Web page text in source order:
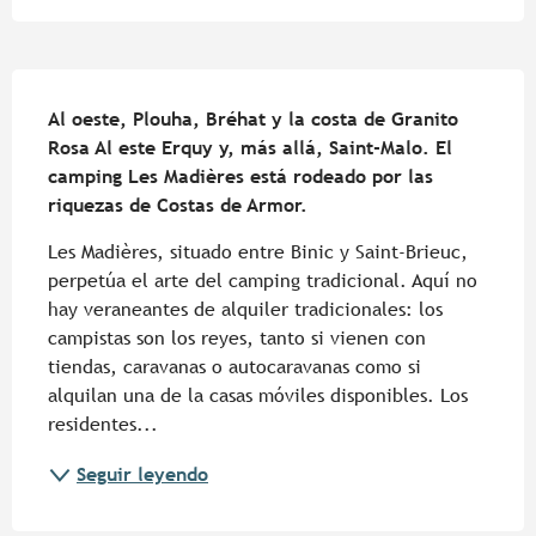
Al oeste, Plouha, Bréhat y la costa de Granito
Rosa Al este Erquy y, más allá, Saint-Malo. El
camping Les Madières está rodeado por las
riquezas de Costas de Armor.
Les Madières, situado entre Binic y Saint-Brieuc,
perpetúa el arte del camping tradicional. Aquí no
hay veraneantes de alquiler tradicionales: los
campistas son los reyes, tanto si vienen con
tiendas, caravanas o autocaravanas como si
alquilan una de la casas móviles disponibles. Los
residentes...
Seguir leyendo